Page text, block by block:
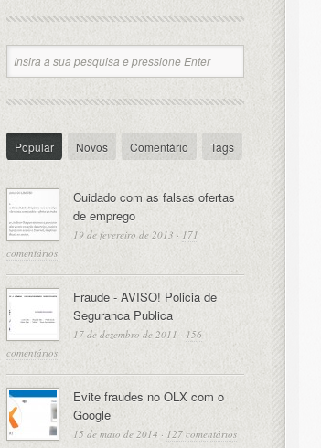
Popular Novos Comentário Tags
Cuidado com as falsas ofertas
de emprego
19 de fevereiro de 2013 · 171
comentários
Fraude - AVISO! Policia de
Seguranca Publica
17 de dezembro de 2011 · 156
comentários
Evite fraudes no OLX com o
Google
15 de maio de 2014 · 127 comentários